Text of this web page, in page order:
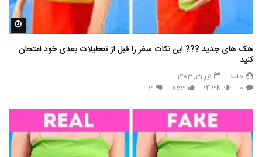
هک های جدید ??️? این نکات سفر را قبل از تعطیلات بعدی خود امتحان
کنید
حامد
تیر 31, 1403
0
14.3K
853
3